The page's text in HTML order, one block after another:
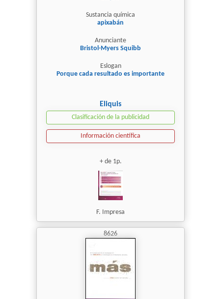
Sustancia química
apixabán
Anunciante
Bristol-Myers Squibb
Eslogan
Porque cada resultado es importante
Eliquis
Clasificación de la publicidad
Información científica
+ de 1p.
F. Impresa
8626